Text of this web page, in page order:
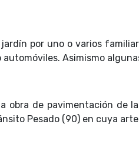
jardín por uno o varios
Asimismo
obra de pavimentación de
Pesado (90) en cuya